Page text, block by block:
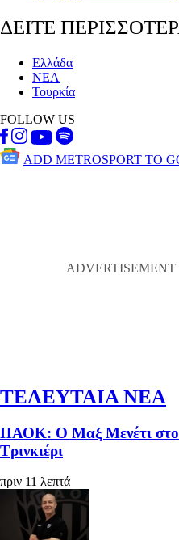
ΔΕΙΤΕ
Ελλάδα
ΝΕΑ
Τουρκία
FOLLOW US
ADD METROSPORT TO
ΤΕΛΕΥΤΑΙΑ ΝΕΑ
ΠΑΟΚ: Ο Μαξ Μενέτι στο
Τρινκιέρι
πριν 11 λεπτά